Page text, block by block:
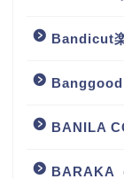
Bandicut
Banggood
BANILA
BARAKA